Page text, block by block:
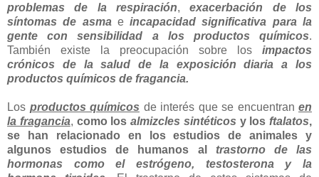
problemas de la respiración,exacerbación de los
síntomas de asma eincapacidad significativa para la
gente con sensibilidad a los productos químicos.
También existe la preocupación sobre los
impactos
crónicos de la salud de la exposición diaria a los
productos químicos de fragancia.
Los productos químicos de interés que se encuentran en
la fragancia, como los almizcles sintéticos y los ftalatos,
se han relacionado en los estudios de animales y
algunos estudios de humanos al trastorno de las
hormonas como el estrógeno, testosterona y la